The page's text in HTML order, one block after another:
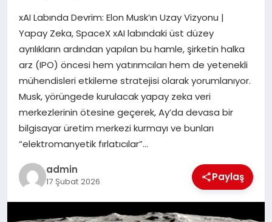
EKONOMI
GENEL
SPOR
TEKNOLOJI
xAI Labında Devrim: Elon Musk’ın Uzay Vizyonu |
Yapay Zeka, SpaceX xAI labındaki üst düzey
ayrılıkların ardından yapılan bu hamle, şirketin halka
arz (IPO) öncesi hem yatırımcıları hem de yetenekli
mühendisleri etkileme stratejisi olarak yorumlanıyor.
Musk, yörüngede kurulacak yapay zeka veri
merkezlerinin ötesine geçerek, Ay’da devasa bir
bilgisayar üretim merkezi kurmayı ve bunları
“elektromanyetik fırlatıcılar”…
admin
17 Şubat 2026 Paylaş